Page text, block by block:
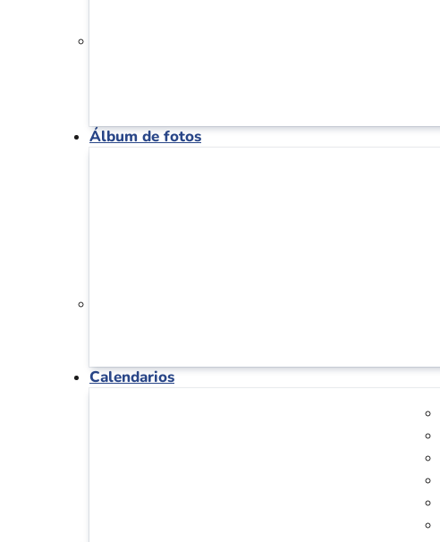
Álbum de fotos
Calendarios